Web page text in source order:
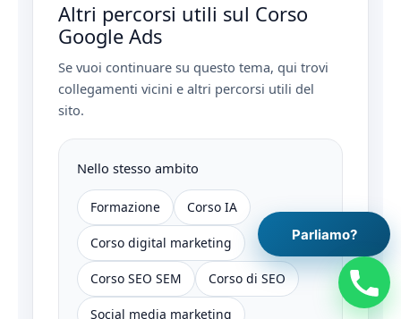
Altri percorsi utili sul Corso
Google Ads
Se vuoi continuare su questo tema, qui trovi
collegamenti vicini e altri percorsi utili del
sito.
Nello stesso ambito
Formazione Corso IA
Corso digital marketing
Corso SEO SEM Corso di SEO
Social media marketing
Parliamo?